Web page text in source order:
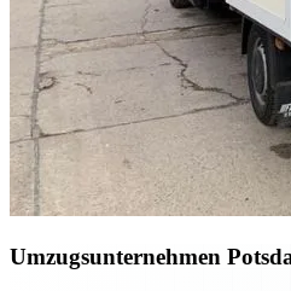
Umzugsunternehmen